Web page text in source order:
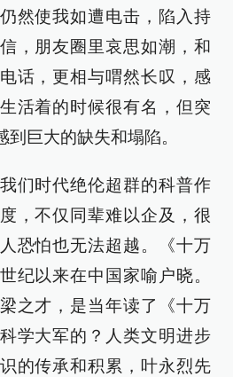
然使我如遭电击，陷入持
，朋友圈里哀思如潮，和
话，更相与喟然长叹，感
活着的时候很有名，但突
巨大的缺失和塌陷。
们时代绝伦超群的科普作
，不仅同辈难以企及，很
恐怕也无法超越。《十万
纪以来在中国家喻户晓。
之才，是当年读了《十万
学大军的？人类文明进步
的传承和积累，叶永烈先